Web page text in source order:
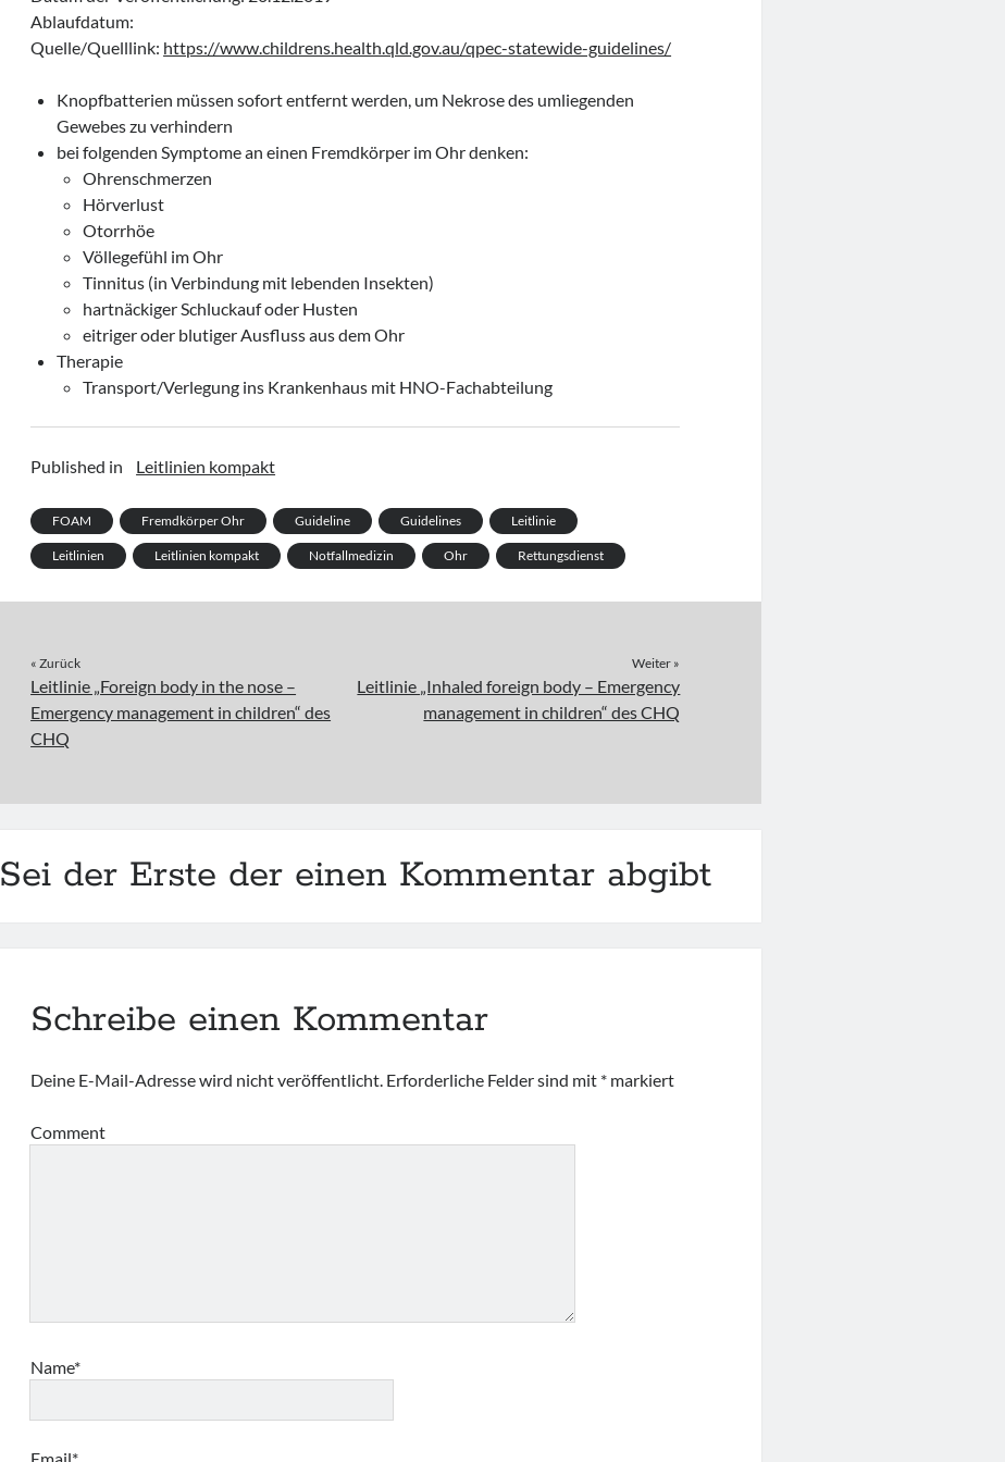
Ablaufdatum:
Quelle/Quelllink: https://www.childrens.health.qld.gov.au/qpec-statewide-guidelines/
Knopfbatterien müssen sofort entfernt werden, um Nekrose des umliegenden
Gewebes zu verhindern
bei folgenden Symptome an einen Fremdkörper im Ohr denken:
Ohrenschmerzen
Hörverlust
Otorrhöe
Völlegefühl im Ohr
Tinnitus (in Verbindung mit lebenden Insekten)
hartnäckiger Schluckauf oder Husten
eitriger oder blutiger Ausfluss aus dem Ohr
Therapie
Transport/Verlegung ins Krankenhaus mit HNO-Fachabteilung
Published in Leitlinien kompakt
FOAM Fremdkörper Ohr Guideline Guidelines Leitlinie
Leitlinien Leitlinien kompakt Notfallmedizin Ohr Rettungsdienst
« Zurück
Leitlinie „Foreign body in the nose –
Emergency management in children“ des
CHQ
Weiter »
Leitlinie „Inhaled foreign body – Emergency
management in children“ des CHQ
Sei der Erste der einen Kommentar abgibt
Schreibe einen Kommentar
Deine E-Mail-Adresse wird nicht veröffentlicht. Erforderliche Felder sind mit * markiert
Comment
Name*